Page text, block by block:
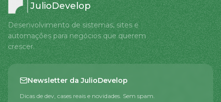
JulioDevelop
Desenvolvimento de sistemas, sites e
automações para negócios que querem
crescer.
Newsletter da JulioDevelop
Dicas de dev, cases reais e novidades. Sem spam.